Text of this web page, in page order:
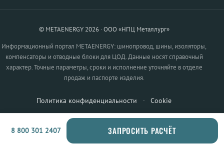
© METAENERGY 2026 · ООО «НПЦ Металлург»
Информационный портал METAENERGY: шинопровод, шины, изоляторы,
компенсаторы и отводные блоки для ЦОД. Данные носят справочный
характер. Точные параметры, сроки и исполнение уточняйте в отделе
продаж и паспорте изделия.
Политика конфиденциальности · Cookie
8 800 301 2407 ЗАПРОСИТЬ РАСЧЁТ